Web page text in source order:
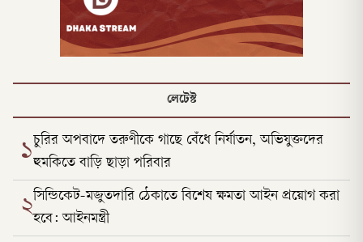
লেটেস্ট
১চুরির অপবাদে তরুণীকে গাছে বেঁধে নির্যাতন, অভিযুক্তদের
হুমকিতে বাড়ি ছাড়া পরিবার
২সিন্ডিকেট-মজুতদারি ঠেকাতে বিশেষ ক্ষমতা আইন প্রয়োগ করা
হবে: আইনমন্ত্রী